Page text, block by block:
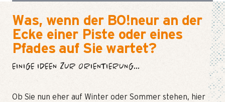
Was, wenn der BO!neur an der
Ecke einer Piste oder eines
Pfades auf Sie wartet?
EINIGE IDEEN ZUR ORIENTIERUNG...
Ob Sie nun eher auf Winter oder Sommer stehen, hier